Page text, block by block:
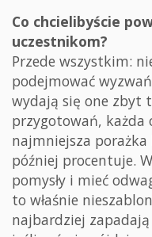
Co chcielibyście
uczestnikom?
Przede wszystkim:
podejmować
wydają się one zbyt
przygotowań, każda
najmniejsza
później procentuje.
pomysły i mieć
to właśnie
najbardziej